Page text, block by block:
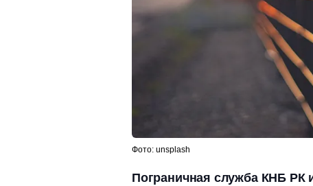
Фото: unsplash
Пограничная служба КНБ РК